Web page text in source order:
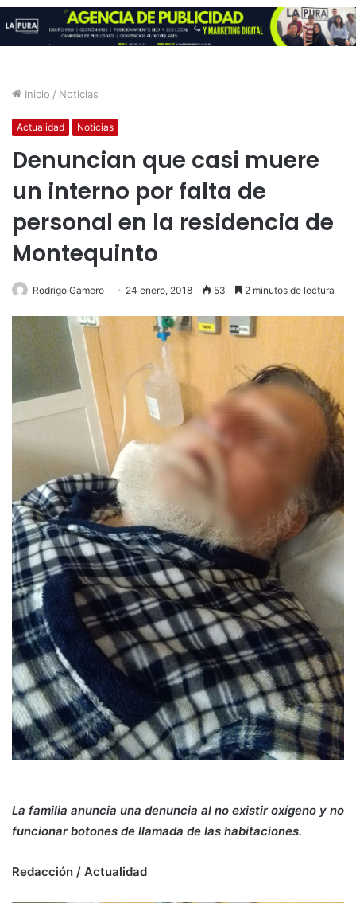
Inicio / Noticias
Actualidad Noticias
Denuncian que casi muere
un interno por falta de
personal en la residencia de
Montequinto
Rodrigo Gamero 24 enero, 2018 53 2 minutos de lectura
La familia anuncia una denuncia al no existir oxígeno y no
funcionar botones de llamada de las habitaciones.
Redacción / Actualidad